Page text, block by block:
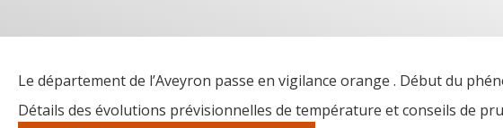
Le département de l’Aveyron passe en vigilance orange . Début du
Détails des évolutions prévisionnelles de température et conseils de